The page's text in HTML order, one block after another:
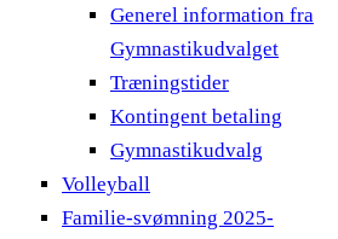
Generel information fra
Gymnastikudvalget
Træningstider
Kontingent betaling
Gymnastikudvalg
Volleyball
Familie-svømning 2025-